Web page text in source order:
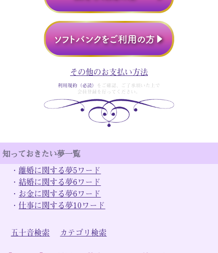
その他のお支払い方法
利用規約（必読）
をご確認、ご了承頂いた上で
会員登録を行ってください。
知っておきたい夢一覧
・ 離婚に関する夢5ワード
・ 結婚に関する夢6ワード
・ お金に関する夢6ワード
・仕事に関する夢10ワード
五十音検索 カテゴリ検索